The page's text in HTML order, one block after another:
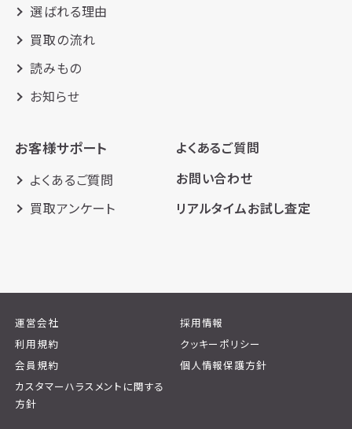
選ばれる理由
買取の流れ
読みもの
お知らせ
お客様サポート
よくあるご質問
買取アンケート
よくあるご質問
お問い合わせ
リアルタイムお試し査定
運営会社
採用情報
利用規約
クッキーポリシー
会員規約
個人情報保護方針
カスタマーハラスメントに関する
方針